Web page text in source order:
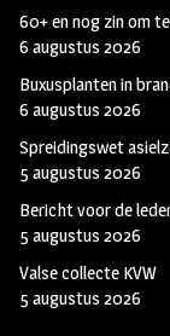
60+ en nog zin om
6 augustus 2026
Buxusplanten in
6 augustus 2026
Spreidingswet
5 augustus 2026
Bericht voor de
5 augustus 2026
Valse collecte KVW
5 augustus 2026